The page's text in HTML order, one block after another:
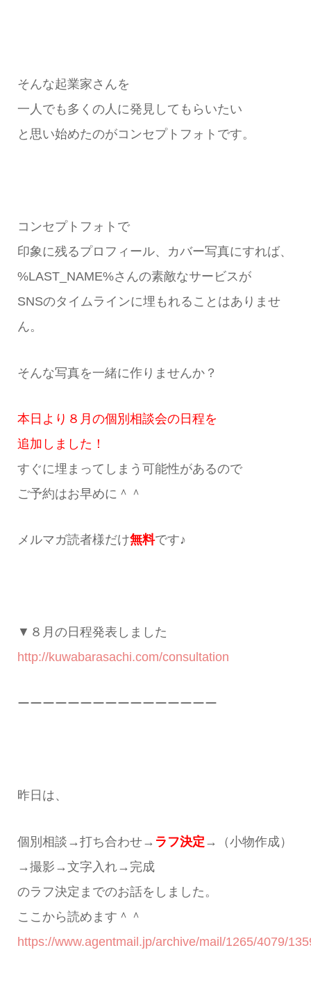
そんな起業家さんを
一人でも多くの人に発見してもらいたい
と思い始めたのがコンセプトフォトです。
コンセプトフォトで
印象に残るプロフィール、カバー写真にすれば、
%LAST_NAME%さんの素敵なサービスが
SNSのタイムラインに埋もれることはありませ
ん。
そんな写真を一緒に作りませんか？
本日より８月の個別相談会の日程を
追加しました！
すぐに埋まってしまう可能性があるので
ご予約はお早めに＾＾
メルマガ読者様だけ無料です♪
▼８月の日程発表しました
http://kuwabarasachi.com/consultation
ーーーーーーーーーーーーーーーー
昨日は、
個別相談→打ち合わせ→ ラフ決定 →（小物作成）
→撮影→文字入れ→完成
のラフ決定までのお話をしました。
ここから読めます＾＾
https://www.agentmail.jp/archive/mail/1265/4079/